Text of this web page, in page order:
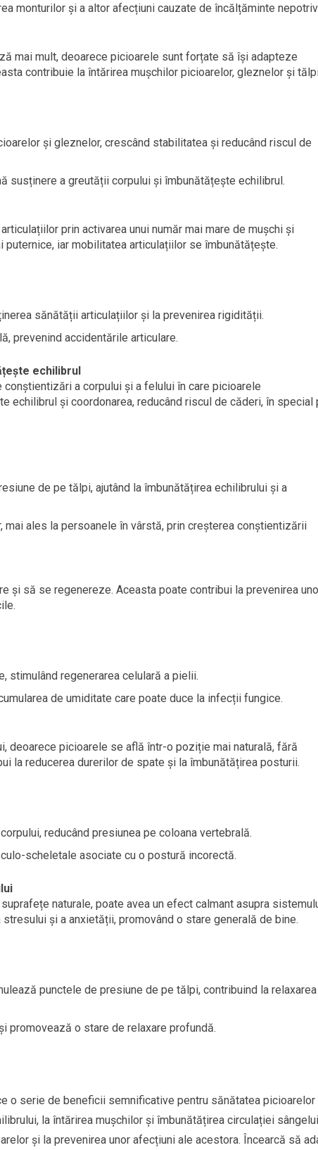
monturilor și a altor afecțiuni cauzate de încălțăminte
mai mult, deoarece picioarele sunt forțate să își adapteze
contribuie la întărirea mușchilor picioarelor, gleznelor și
și gleznelor, crescând stabilitatea și reducând riscul de
susținere a greutății corpului și îmbunătățește echilibrul.
prin activarea unui număr mai mare de mușchi și
iar mobilitatea articulațiilor se îmbunătățește.
sănătății articulațiilor și la prevenirea rigidității.
prevenind accidentările articulare.
echilibrul
a corpului și a felului în care picioarele
echilibrul și coordonarea, reducând riscul de căderi, în special
de pe tălpi, ajutând la îmbunătățirea echilibrului și a
ales la persoanele în vârstă, prin creșterea conștientizării
să se regenereze. Aceasta poate contribui la prevenirea
stimulând regenerarea celulară a pielii.
de umiditate care poate duce la infecții fungice.
deoarece picioarele se află într-o poziție mai naturală, fără
la reducerea durerilor de spate și la îmbunătățirea posturii.
reducând presiunea pe coloana vertebrală.
scheletale asociate cu o postură incorectă.
naturale, poate avea un efect calmant asupra
și a anxietății, promovând o stare generală de bine.
punctele de presiune de pe tălpi, contribuind la relaxarea
promovează o stare de relaxare profundă.
o serie de beneficii semnificative pentru sănătatea picioarelor
la întărirea mușchilor și îmbunătățirea circulației
și la prevenirea unor afecțiuni ale acestora. Încearcă să